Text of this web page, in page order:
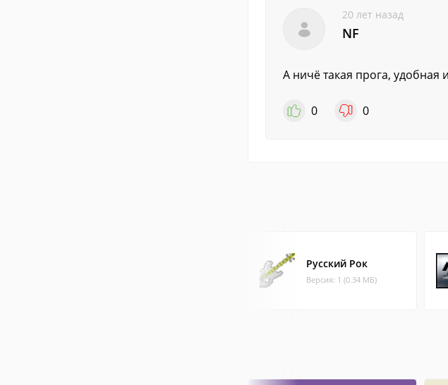
20 лет назад
NF
А ничё такая прога, удобная
0 0
Русский Рок
Версия: 1 (0.34 МБ)